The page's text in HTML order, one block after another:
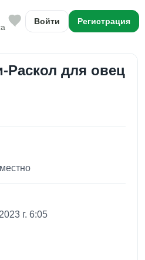
Войти Регистрация
Раскол для овец
г. 6:05